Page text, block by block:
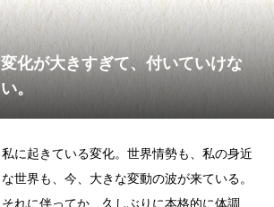
本題となる、今後の四葉ストー
リーについて
【24】パートナー探しも、ガム
変化が大きすぎて、付いていけな
い。
私に起きている変化。世界情勢も、私の身近
な世界も、今、大きな変動の波が来ている。
それに伴ってか、久しぶりに本格的に体調を